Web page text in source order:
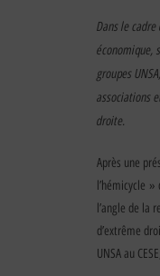
Dans le
économique,
groupes
associations
droite.
Après une
l’hémicycle
l’angle de la
d’extrême
UNSA au